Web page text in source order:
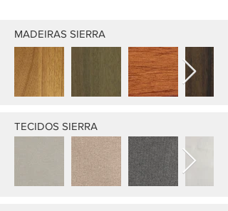
MADEIRAS SIERRA
TECIDOS SIERRA